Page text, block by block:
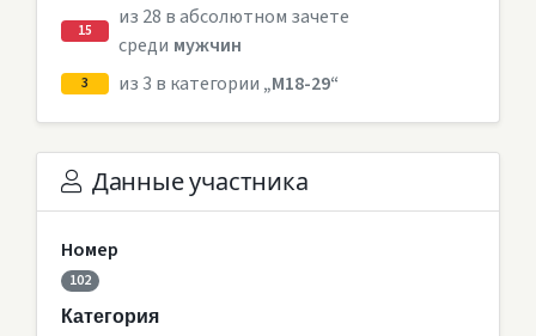
15
из 28 в абсолютном зачете
среди мужчин
3 из 3 в категории „M18-29“
Данные участника
Номер
102
Категория